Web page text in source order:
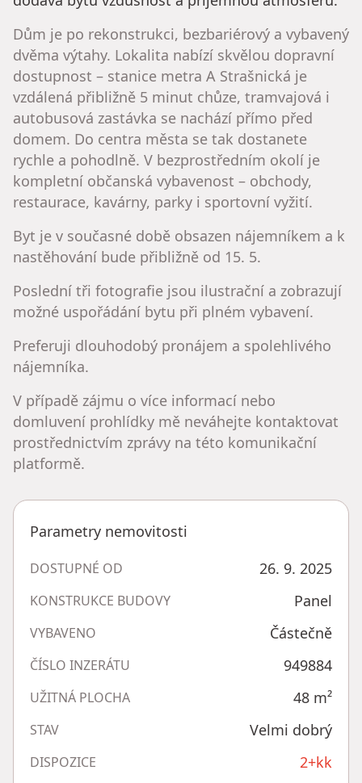
Dům je po rekonstrukci, bezbariérový a vybavený
dvěma výtahy. Lokalita nabízí skvělou dopravní
dostupnost – stanice metra A Strašnická je
vzdálená přibližně 5 minut chůze, tramvajová i
autobusová zastávka se nachází přímo před
domem. Do centra města se tak dostanete
rychle a pohodlně. V bezprostředním okolí je
kompletní občanská vybavenost – obchody,
restaurace, kavárny, parky i sportovní vyžití.
Byt je v současné době obsazen nájemníkem a k
nastěhování bude přibližně od 15. 5.
Poslední tři fotografie jsou ilustrační a zobrazují
možné uspořádání bytu při plném vybavení.
Preferuji dlouhodobý pronájem a spolehlivého
nájemníka.
V případě zájmu o více informací nebo
domluvení prohlídky mě neváhejte kontaktovat
prostřednictvím zprávy na této komunikační
platformě.
Parametry nemovitosti
DOSTUPNÉ OD 26. 9. 2025
KONSTRUKCE BUDOVY Panel
VYBAVENO Částečně
ČÍSLO INZERÁTU 949884
UŽITNÁ PLOCHA 48 m²
STAV Velmi dobrý
DISPOZICE 2+kk